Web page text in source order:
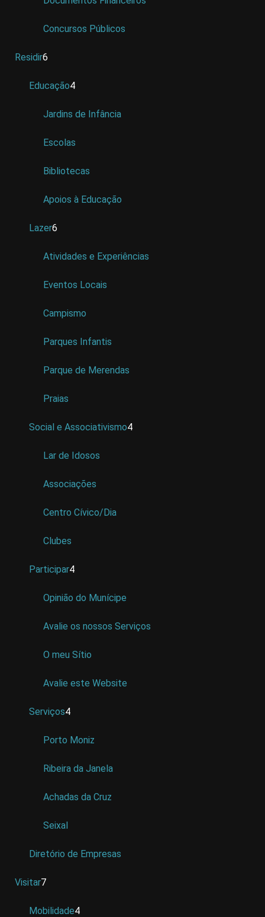
Concursos Públicos
Residir6
Educação4
Jardins de Infância
Escolas
Bibliotecas
Apoios à Educação
Lazer6
Atividades e Experiências
Eventos Locais
Campismo
Parques Infantis
Parque de Merendas
Praias
Social e Associativismo4
Lar de Idosos
Associações
Centro Cívico/Dia
Clubes
Participar4
Opinião do Munícipe
Avalie os nossos Serviços
O meu Sítio
Avalie este Website
Serviços4
Porto Moniz
Ribeira da Janela
Achadas da Cruz
Seixal
Diretório de Empresas
Visitar7
Mobilidade4